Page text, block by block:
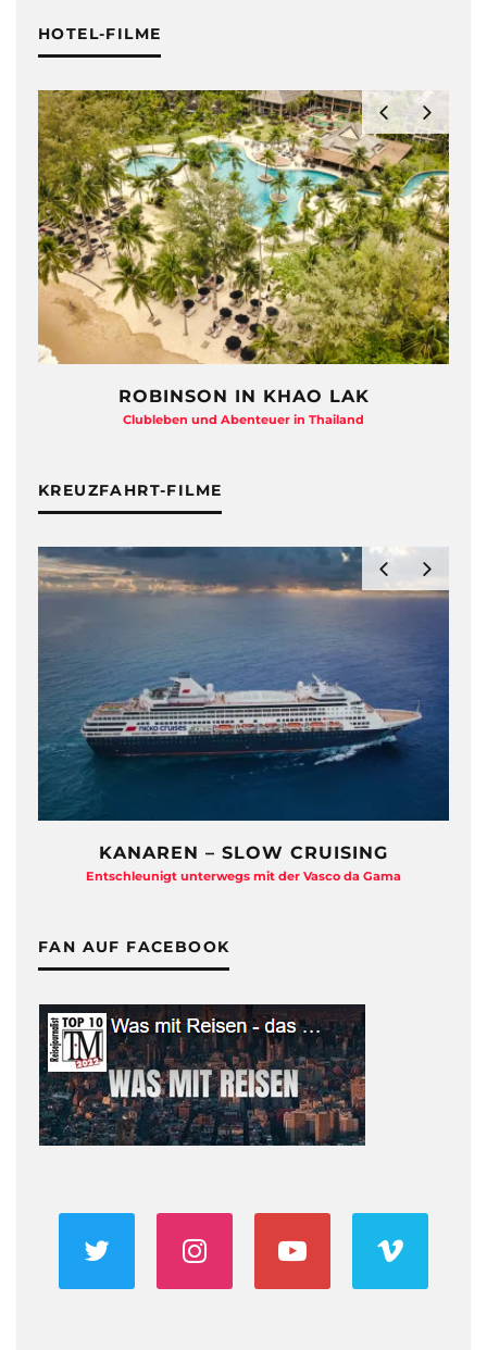
HOTEL-FILME
ROBINSON IN KHAO LAK
Clubleben und Abenteuer in Thailand
KREUZFAHRT-FILME
KANAREN – SLOW CRUISING
Entschleunigt unterwegs mit der Vasco da Gama
FAN AUF FACEBOOK